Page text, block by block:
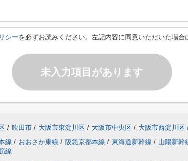
シーを必ずお読みください。左記内容に同意いただいた場合
未入力項目があります
/ 吹田市 / 大阪市東淀川区 / 大阪市中央区 / 大阪市西淀川区
線 / おおさか東線 / 阪急京都本線 / 東海道新幹線 / 山陽新幹
線